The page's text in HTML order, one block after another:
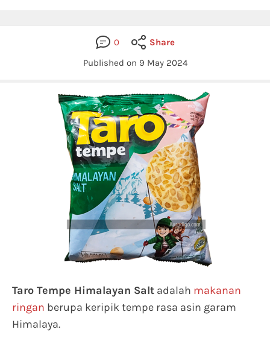
0
Share
Published on 9 May 2024
Taro Tempe Himalayan Salt adalah makanan
ringan berupa keripik tempe rasa asin garam
Himalaya.